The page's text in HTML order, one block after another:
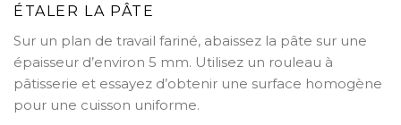
ÉTALER LA PÂTE
Sur un plan de travail fariné, abaissez la pâte sur une
épaisseur d’environ 5 mm. Utilisez un rouleau à
pâtisserie et essayez d’obtenir une surface homogène
pour une cuisson uniforme.